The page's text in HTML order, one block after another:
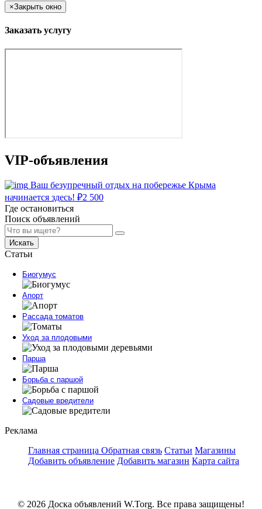
×Закрыть окно
Заказать услугу
VIP-объявления
Ваш безупречный отдых на побережье Крыма
начинается здесь! ₽2 500
Где остановиться
Поиск объявлений
Искать
Статьи
Биогумус
Апорт
Рассада томатов
Уход за плодовыми
Парша
Борьба с паршой
Садовые вредители
Реклама
Главная страница Обратная связь Статьи Магазины
Добавить объявление Добавить магазин Карта сайта
© 2026 Доска объявлений W.Torg. Все права защищены!